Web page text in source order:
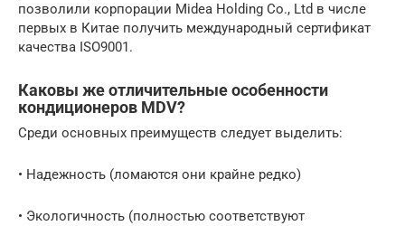
позволили корпорации Midea Holding Co., Ltd в числе
первых в Китае получить международный сертификат
качества ISO9001.
Каковы же отличительные особенности
кондиционеров MDV?
Среди основных преимуществ следует выделить:
• Надежность (ломаются они крайне редко)
• Экологичность (полностью соответствуют